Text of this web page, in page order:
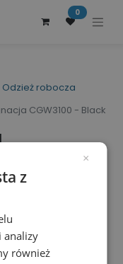
0
Odzież robocza
CGW3100 - Black
×
z
analizy
również